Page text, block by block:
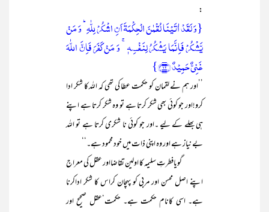
:
{وَ لَقَدۡ اٰتَیۡنَا لُقۡمٰنَ الۡحِکۡمَۃَ اَنِ اشۡکُرۡ لِلّٰہِ ؕ وَ مَنۡ
یَّشۡکُرۡ فَاِنَّمَا یَشۡکُرُ لِنَفۡسِہٖ ۚ وَ مَنۡ کَفَرَ فَاِنَّ اللّٰہَ
غَنِیٌّ حَمِیۡدٌ ﴿۱۲﴾}
’’اور ہم نے لقمان کو حکمت عطا کی تھی کہ اللہ کا شکر ادا
کرو!اور جو کوئی بھی شکر کرتا ہے تو وہ شکر کرتا ہے اپنے
ہی بھلے کے لیے ۔اور جو کوئی نا شکری کرتا ہے تو اللہ
بے نیاز ہے اور وہ اپنی ذات میں خود محمود ہے۔‘‘
گویافطرتِ سلیمہ کا اولین تقاضااور عقل کی معراج
اپنے اصل محسن اور مربی کو پہچان کراس کا شکر اداکرنا
ہے۔ اسی کانام حکمت ہے۔ حکمت‘عقل صحیح اور